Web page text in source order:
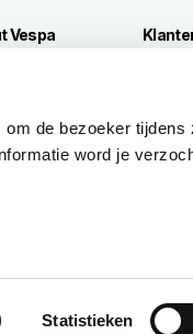
de bezoeker
word je
Statistieken
Vespa
Vintage